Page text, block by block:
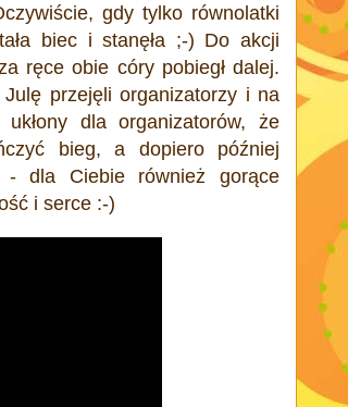
gdy tylko równolatki
biec i stanęła ;-) Do akcji
ręce obie córy pobiegł dalej.
przejęli organizatorzy i na
dla organizatorów, że
bieg, a dopiero później
- dla Ciebie również gorące
i serce :-)